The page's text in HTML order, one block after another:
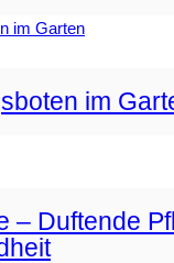
im
– Duftende